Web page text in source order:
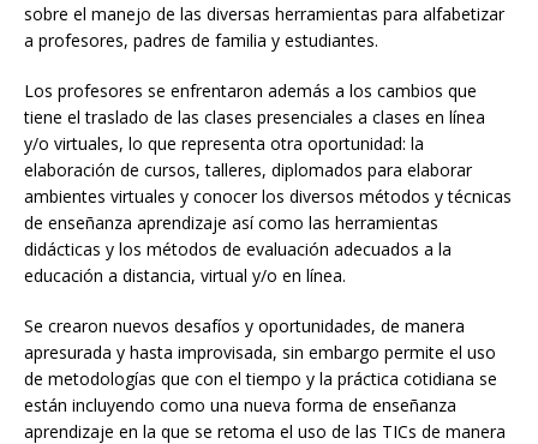
sobre el manejo de las diversas herramientas para alfabetizar
a profesores, padres de familia y estudiantes.
Los profesores se enfrentaron además a los cambios que
tiene el traslado de las clases presenciales a clases en línea
y/o virtuales, lo que representa otra oportunidad: la
elaboración de cursos, talleres, diplomados para elaborar
ambientes virtuales y conocer los diversos métodos y técnicas
de enseñanza aprendizaje así como las herramientas
didácticas y los métodos de evaluación adecuados a la
educación a distancia, virtual y/o en línea.
Se crearon nuevos desafíos y oportunidades, de manera
apresurada y hasta improvisada, sin embargo permite el uso
de metodologías que con el tiempo y la práctica cotidiana se
están incluyendo como una nueva forma de enseñanza
aprendizaje en la que se retoma el uso de las TICs de manera